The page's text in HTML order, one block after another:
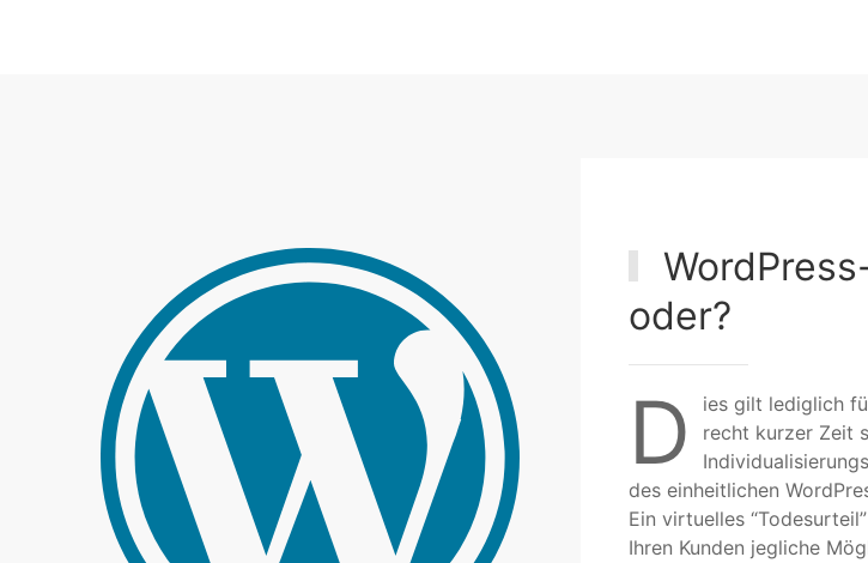
oder?
D
ies gilt lediglich
recht kurzer Zeit
des einheitlichen
Ein virtuelles
Ihren Kunden jegliche